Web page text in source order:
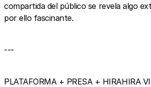
compartida del público se revela algo
por ello fascinante.
---
PLATAFORMA + PRESA + HIRAHIRA